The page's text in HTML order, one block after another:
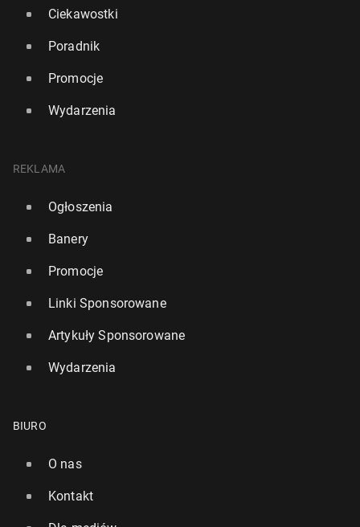
Ciekawostki
Poradnik
Promocje
Wydarzenia
REKLAMA
Ogłoszenia
Banery
Promocje
Linki Sponsorowane
Artykuły Sponsorowane
Wydarzenia
BIURO
O nas
Kontakt